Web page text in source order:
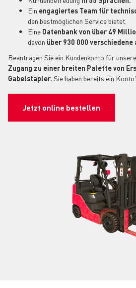
Ein engagiertes Team für
den bestmöglichen Service bietet.
Eine Datenbank von über 49
davon über 930 000 verschiedene
Beantragen Sie ein Kundenkonto für
Zugang zu einer breiten Palette von
Gabelstapler. Sie haben bereits ein
Jetzt online bestellen